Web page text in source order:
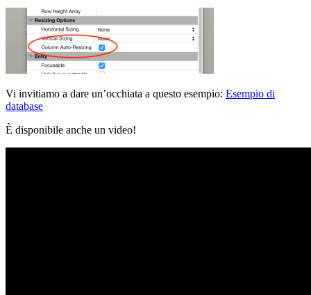
Vi invitiamo a dare un’occhiata a questo esempio: Esempio di
database
È disponibile anche un video!